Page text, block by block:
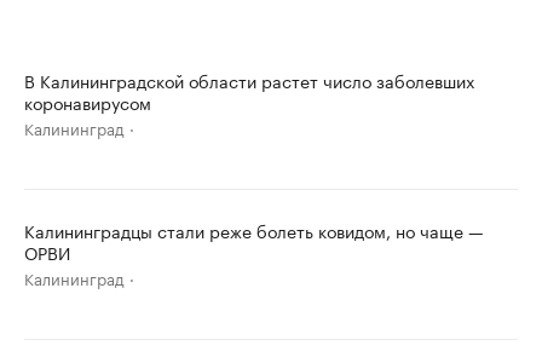
В Калининградской области растет число заболевших
коронавирусом
Калининград
Калининградцы стали реже болеть ковидом, но чаще —
ОРВИ
Калининград